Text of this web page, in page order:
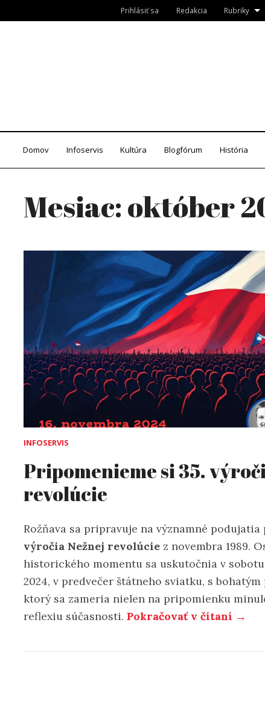
Prihlásiť sa Redakcia Rubriky
Domov Infoservis Kultúra Blogfórum História
Mesiac:október
INFOSERVIS
Pripomenieme si 35.
revolúcie
Rožňava sa pripravuje na významné
výročia Nežnej revolúcie z novembra 1989.
historického momentu sa uskutočnia v sobotu
2024, v predvečer štátneho sviatku, s
ktorý sa zameria nielen na pripomienku
reflexiu súčasnosti. Pokračovať v čítaní →